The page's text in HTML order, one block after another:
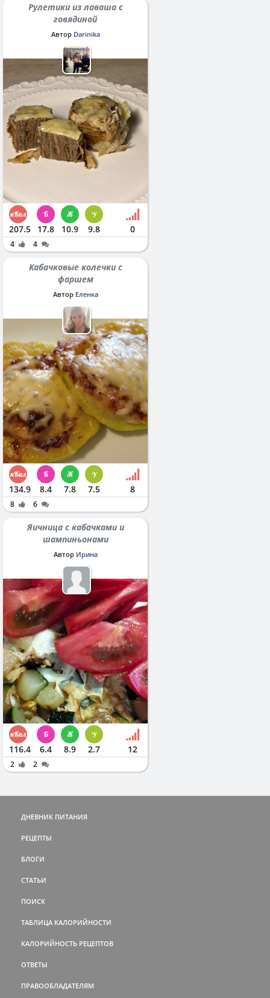
Рулетики из лаваша с
говядиной
Автор Darinika
207.5 17.8 10.9 9.8 0
4 4
Кабачковые колечки с
фаршем
Автор Еленка
134.9 8.4 7.8 7.5 8
8 6
Яичница с кабачками и
шампиньонами
Автор Ирина
116.4 6.4 8.9 2.7 12
2 2
ДНЕВНИК ПИТАНИЯ
РЕЦЕПТЫ
БЛОГИ
СТАТЬИ
ПОИСК
ТАБЛИЦА КАЛОРИЙНОСТИ
КАЛОРИЙНОСТЬ РЕЦЕПТОВ
ОТВЕТЫ
ПРАВООБЛАДАТЕЛЯМ